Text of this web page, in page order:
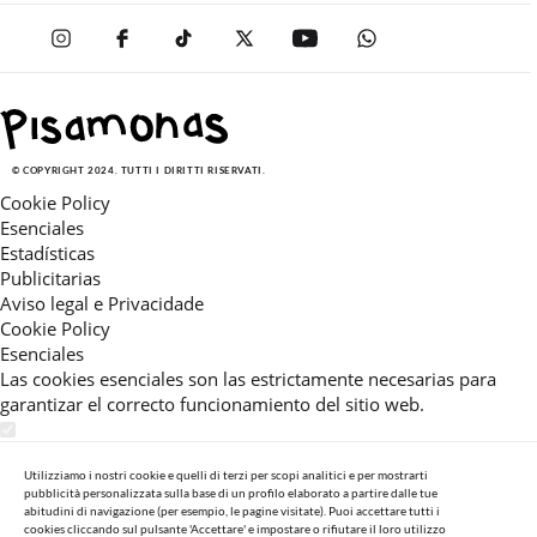
© COPYRIGHT 2024. TUTTI I DIRITTI RISERVATI.
Cookie Policy
Esenciales
Estadísticas
Publicitarias
Aviso legal e Privacidade
Cookie Policy
Esenciales
Las cookies esenciales son las estrictamente necesarias para
garantizar el correcto funcionamiento del sitio web.
Estas cookies nos permiten ofrecerle una experiencia en el sitio
adaptada a su navegación (recomendaciones de producto
personalizadas, énfasis en categorías frecuentemente
Utilizziamo i nostri cookie e quelli di terzi per scopi analitici e per mostrarti
pubblicità personalizzata sulla base di un profilo elaborato a partire dalle tue
abitudini di navigazione (per esempio, le pagine visitate). Puoi accettare tutti i
cookies cliccando sul pulsante 'Accettare' e impostare o rifiutare il loro utilizzo